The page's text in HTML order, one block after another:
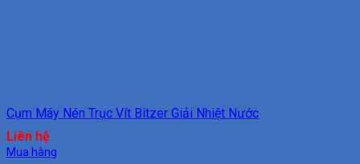
Cụm Máy Nén Trục Vít Bitzer Giải Nhiệt Nước
Liên hệ
Mua hàng